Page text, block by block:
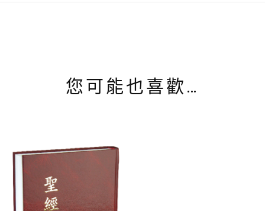
您可能也喜歡…